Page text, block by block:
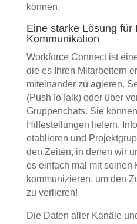
können.
Eine starke Lösung für
Kommunikation
Workforce Connect ist
die es Ihren Mitarbeitern
miteinander zu agieren.
(PushToTalk) oder über
Gruppenchats. Sie
Hilfestellungen liefern,
etablieren und
den Zeiten, in denen wir
es einfach mal mit seinen
kommunizieren, um den
zu verlieren!
Die Daten aller Kanäle